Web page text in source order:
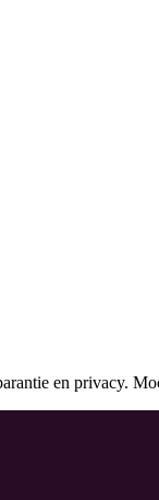
en privacy.